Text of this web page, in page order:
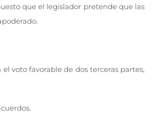
que el legislador pretende que las
voto favorable de dos terceras partes,